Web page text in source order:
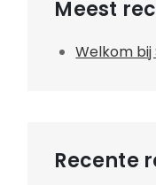
Meest
Welkom bij
Recente